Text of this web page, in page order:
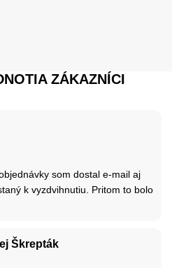
ZÁKAZNÍCI
som dostal e-mail aj
k vyzdvihnutiu. Pritom to bolo
Škrepták